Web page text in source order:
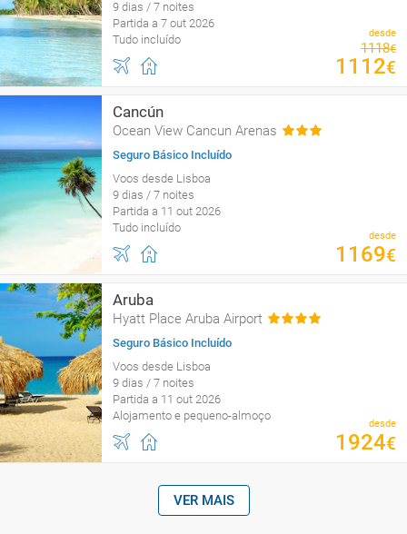
9 dias / 7 noites
Partida a 7 out 2026
Tudo incluído
desde
1118€
1112€
Cancún
Ocean View Cancun Arenas
Seguro Básico Incluído
Voos desde Lisboa
9 dias / 7 noites
Partida a 11 out 2026
Tudo incluído
desde
1169€
Aruba
Hyatt Place Aruba Airport
Seguro Básico Incluído
Voos desde Lisboa
9 dias / 7 noites
Partida a 11 out 2026
Alojamento e pequeno-almoço
desde
1924€
VER MAIS